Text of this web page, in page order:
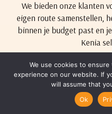
We bieden onze klanten
eigen route samenstellen,
binnen je budget past en
Kenia
Bekijk
We use cookies to
experience on our website. If
will assume that
Ok
DOE EEN AANVRAAG